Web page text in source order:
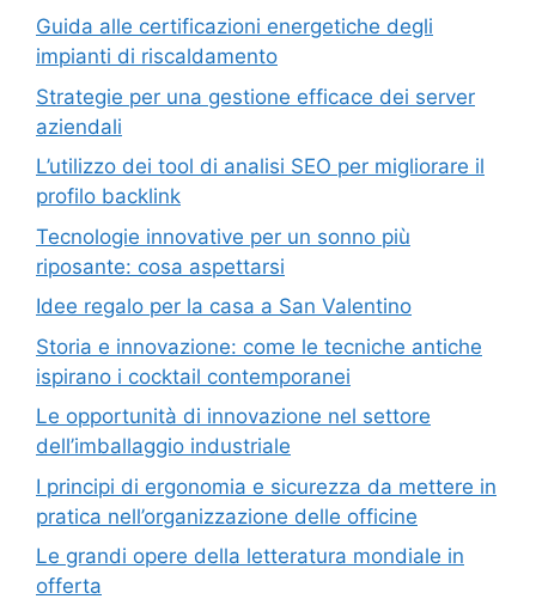
Guida alle certificazioni energetiche degli
impianti di riscaldamento
Strategie per una gestione efficace dei server
aziendali
L’utilizzo dei tool di analisi SEO per migliorare il
profilo backlink
Tecnologie innovative per un sonno più
riposante: cosa aspettarsi
Idee regalo per la casa a San Valentino
Storia e innovazione: come le tecniche antiche
ispirano i cocktail contemporanei
Le opportunità di innovazione nel settore
dell’imballaggio industriale
I principi di ergonomia e sicurezza da mettere in
pratica nell’organizzazione delle officine
Le grandi opere della letteratura mondiale in
offerta